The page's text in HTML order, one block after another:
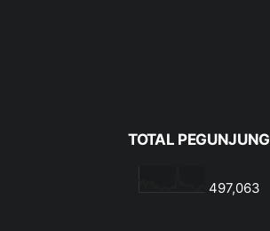
TOTAL PEGUNJUNG
497,063